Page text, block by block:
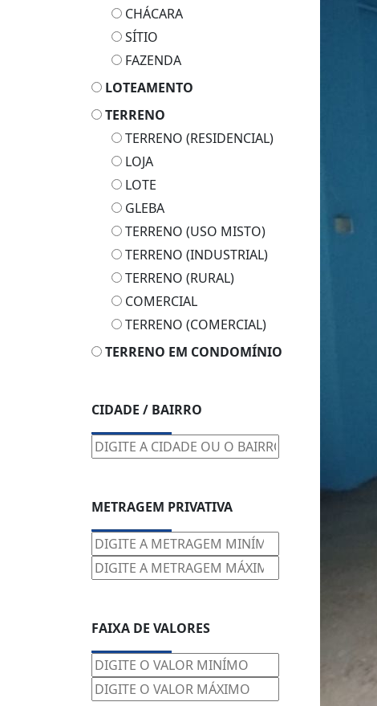
CHÁCARA
SÍTIO
FAZENDA
LOTEAMENTO
TERRENO
TERRENO (RESIDENCIAL)
LOJA
LOTE
GLEBA
TERRENO (USO MISTO)
TERRENO (INDUSTRIAL)
TERRENO (RURAL)
COMERCIAL
TERRENO (COMERCIAL)
TERRENO EM CONDOMÍNIO
CIDADE / BAIRRO
METRAGEM PRIVATIVA
FAIXA DE VALORES